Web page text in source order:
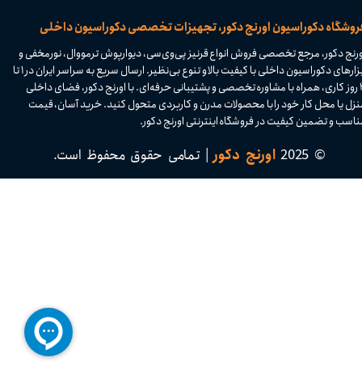
دکوراسیون اورنج دکور، تجهیزات تخصصی دکوراسیون داخلی
دکور، مرجع تخصصی فروش انواع قرنیز پی‌وی‌سی، دیوارپوش ترمووال، نورمخفی و
ابزارهای دکوراسیون داخلی با کیفیت بالا و تنوع بی‌نظیر. ارسال سریع به سراسر ایران در ۱ تا
۴ روز کاری، همراه با مشاوره تخصصی و پشتیبانی حرفه‌ای. با اورنج دکور، فضای داخلی
یا محل کار خود را با محصولات مدرن و کاربردی متحول کنید. خرید آسان، قیمت
و تضمین کیفیت در فروشگاه اینترنتی اورنج دکور.​​​​​​​
© 2025 اورنج دکور| تمامی حقوق محفوظ است.​​​​​​​